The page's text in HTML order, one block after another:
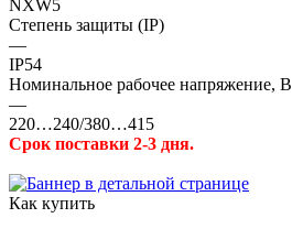
NXW5
Степень защиты (IP)
—
IP54
Номинальное рабочее напряжение, В
—
220…240/380…415
Срок поставки 2-3 дня.
Как купить